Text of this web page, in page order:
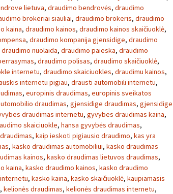
lietuva, draudimo bendrovės, draudimo
brokeriai siauliai, draudimo brokeris, draudimo
kaina, draudimo kainos, draudimo kainos skaičiuoklė,
, draudimo kompanija gjensidige, draudimo
draudimo nuolaida, draudimo paieska, draudimo
, draudimo polisas, draudimo skaičiuoklė,
internetu, draudimo skaiciuokles, draudimu kainos,
internetu pigiau, drausti automobili internetu,
, europinis draudimas, europinis sveikatos
draudimas, gjensidige draudimas, gjensidige
draudimas internetu, gyvybes draudimas kaina,
skaiciuokle, hansa gyvybės draudimas,
, kaip ieskoti pigiausio draudimo, kas yra
, kasko draudimas automobiliui, kasko draudimas
kainos, kasko draudimas lietuvos draudimas,
kaina, kasko draudimo kainos, kasko draudimo
, kasko kaina, kasko skaičiuoklė, kaupiamasis
, kelionės draudimas, kelionės draudimas internetu,